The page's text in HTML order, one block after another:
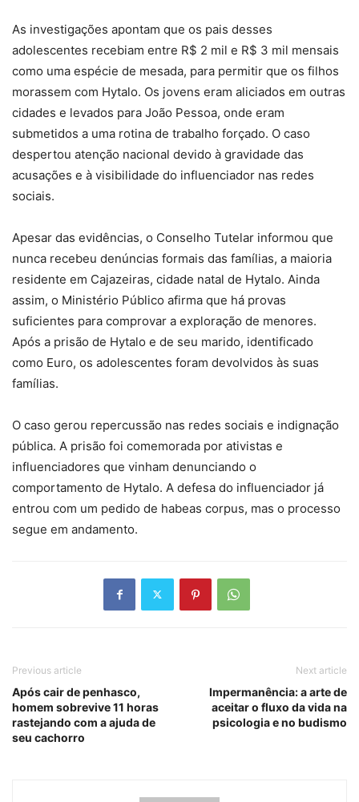
As investigações apontam que os pais desses
adolescentes recebiam entre R$ 2 mil e R$ 3 mil mensais
como uma espécie de mesada, para permitir que os filhos
morassem com Hytalo. Os jovens eram aliciados em outras
cidades e levados para João Pessoa, onde eram
submetidos a uma rotina de trabalho forçado. O caso
despertou atenção nacional devido à gravidade das
acusações e à visibilidade do influenciador nas redes
sociais.
Apesar das evidências, o Conselho Tutelar informou que
nunca recebeu denúncias formais das famílias, a maioria
residente em Cajazeiras, cidade natal de Hytalo. Ainda
assim, o Ministério Público afirma que há provas
suficientes para comprovar a exploração de menores.
Após a prisão de Hytalo e de seu marido, identificado
como Euro, os adolescentes foram devolvidos às suas
famílias.
O caso gerou repercussão nas redes sociais e indignação
pública. A prisão foi comemorada por ativistas e
influenciadores que vinham denunciando o
comportamento de Hytalo. A defesa do influenciador já
entrou com um pedido de habeas corpus, mas o processo
segue em andamento.
Previous article
Após cair de penhasco,
homem sobrevive 11 horas
rastejando com a ajuda de
seu cachorro
Next article
Impermanência: a arte de
aceitar o fluxo da vida na
psicologia e no budismo